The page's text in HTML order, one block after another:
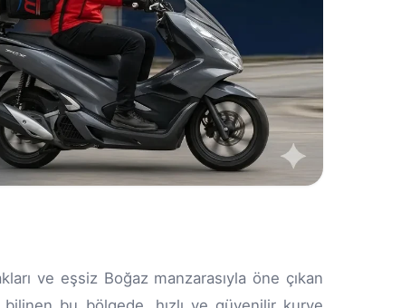
ve eşsiz Boğaz manzarasıyla öne çıkan